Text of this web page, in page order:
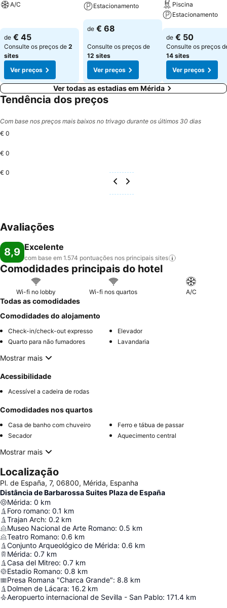
A/C
de € 45
Consulte os preços de 2
sites
Ver preços
Estacionamento
Ver preços
de € 68
Consulte os preços de
12 sites
Ver preços
Piscina
Estacionamento
Ver preços
de € 50
Consulte os preços
14 sites
Ver preços
Ver todas as estadias em Mérida
Tendência dos preços
Com base nos preços mais baixos no trivago durante os últimos 30 dias
€ 0
€ 0
€ 0
Avaliações
8,9 Excelente
com base em 1.574 pontuações nos principais sites
Comodidades principais do hotel
Wi-fi no lobby Wi-fi nos quartos A/C
Todas as comodidades
Comodidades do alojamento
Check-in/check-out expresso
Elevador
Quarto para não fumadores
Lavandaria
Mostrar mais
Acessibilidade
Acessível a cadeira de rodas
Comodidades nos quartos
Casa de banho com chuveiro
Ferro e tábua de passar
Secador
Aquecimento central
Mostrar mais
Localização
Pl. de España, 7, 06800, Mérida, Espanha
Distância de Barbarossa Suites Plaza de España
Mérida: 0 km
Foro romano: 0.1 km
Trajan Arch: 0.2 km
Museo Nacional de Arte Romano: 0.5 km
Teatro Romano: 0.6 km
Conjunto Arqueológico de Mérida: 0.6 km
Mérida: 0.7 km
Casa del Mitreo: 0.7 km
Estadio Romano: 0.8 km
Presa Romana "Charca Grande": 8.8 km
Dolmen de Lácara: 16.2 km
Aeropuerto internacional de Sevilla - San Pablo: 171.4 km